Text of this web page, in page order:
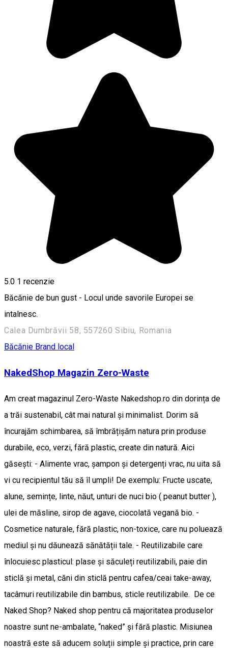
5.0 1 recenzie
Băcănie de bun gust - Locul unde savorile Europei se
intalnesc.
Calea Dumbrăvii 58, 557260 Sibiu, Romania
Băcănie Brand local
NakedShop Magazin Zero-Waste
Am creat magazinul Zero-Waste Nakedshop.ro din dorința de
a trăi sustenabil, cât mai natural și minimalist. Dorim să
încurajăm schimbarea, să îmbrățișăm natura prin produse
durabile, eco, verzi, fără plastic, create din natură. Aici
găsești: - Alimente vrac, șampon și detergenți vrac, nu uita să
vi cu recipientul tău să îl umpli! De exemplu: Fructe uscate,
alune, semințe, linte, năut, unturi de nuci bio ( peanut butter ),
ulei de măsline, sirop de agave, ciocolată vegană bio. -
Cosmetice naturale, fără plastic, non-toxice, care nu poluează
mediul și nu dăunează sănătății tale. - Reutilizabile care
înlocuiesc plasticul: plase și săculeți reutilizabili, paie din
sticlă și metal, căni din sticlă pentru cafea/ceai take-away,
tacâmuri reutilizabile din bambus, sticle reutilizabile. De ce
Naked Shop? Naked shop pentru că majoritatea produselor
noastre sunt ne-ambalate, “naked” și fără plastic. Misiunea
noastră este să aducem soluții simple și practice, prin care